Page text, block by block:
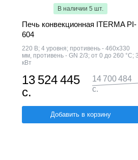
В наличии 5 шт.
Печь конвекционная ITERMA PI-
604
220 В; 4 уровня; противень - 460x330
мм, противень - GN 2/3; от 0 до 260 °С;
кВт
13 524 445
с.
14 700 484
с.
Добавить в корзину